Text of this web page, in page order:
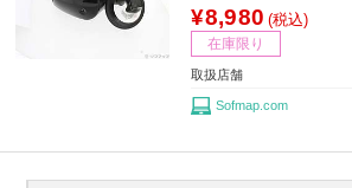
¥8,980 (税込)
在庫限り
取扱店舗
Sofmap.com